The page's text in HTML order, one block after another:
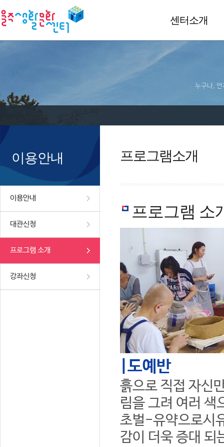
센터소개
누구나, 언
이용안내
이용안내
대관신청
프로그램 소개
강좌신청
프로그램소개
프로그램 소
|도예반
흙으로 직접 자신
림을 그려 여러 색
초벌-유약으로시
감이 더욱 증대 되